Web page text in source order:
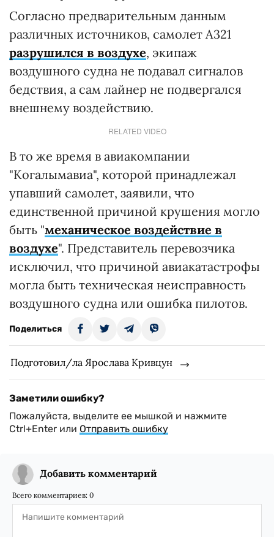
Согласно предварительным данным
различных источников, самолет A321
разрушился в воздухе, экипаж
воздушного судна не подавал сигналов
бедствия, а сам лайнер не подвергался
внешнему воздействию.
RELATED VIDEO
В то же время в авиакомпании
"Когалымавиа", которой принадлежал
упавший самолет, заявили, что
единственной причиной крушения могло
быть "механическое воздействие в
воздухе". Представитель перевозчика
исключил, что причиной авиакатастрофы
могла быть техническая неисправность
воздушного судна или ошибка пилотов.
Поделиться
Подготовил/ла Ярослава Кривцун
Заметили ошибку?
Пожалуйста, выделите ее мышкой и нажмите
Ctrl+Enter или Отправить ошибку
Добавить комментарий
Всего комментариев: 0